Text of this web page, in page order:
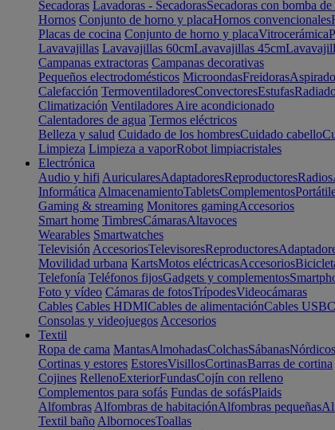
Secadoras Lavadoras - SecadorasSecadoras con bomba
Hornos Conjunto de horno y placaHornos convencionales
Placas de cocina Conjunto de horno y placaVitrocerámica
Lavavajillas Lavavajillas 60cmLavavajillas 45cm
Campanas extractoras Campanas decorativas
Pequeños electrodomésticos MicroondasFreidoras
Calefacción TermoventiladoresConvectoresEstufas
Climatización Ventiladores Aire acondicionado
Calentadores de agua Termos eléctricos
Belleza y salud Cuidado de los hombresCuidado cabello
Limpieza Limpieza a vaporRobot limpiacristales
Electrónica
Audio y hifi AuricularesAdaptadoresReproductoresRadios
Informática AlmacenamientoTabletsComplementos
Gaming & streaming Monitores gamingAccesorios
Smart home TimbresCámarasAltavoces
Wearables Smartwatches
Televisión AccesoriosTelevisoresReproductores
Movilidad urbana KartsMotos eléctricasAccesorios
Telefonía Teléfonos fijosGadgets y complementos
Foto y vídeo Cámaras de fotosTrípodesVideocámaras
Cables Cables HDMICables de alimentaciónCables USB
Consolas y videojuegos Accesorios
Textil
Ropa de cama MantasAlmohadasColchasSábanasNórdicos
Cortinas y estores EstoresVisillosCortinasBarras de cortina
Cojines RellenoExteriorFundasCojín con relleno
Complementos para sofás Fundas de sofásPlaids
Alfombras Alfombras de habitaciónAlfombras pequeñas
Textil baño AlbornocesToallas